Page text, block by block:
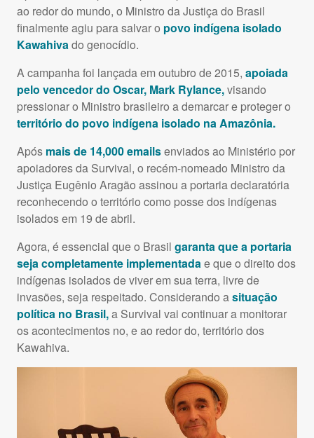
ao redor do mundo, o Ministro da Justiça do Brasil
finalmente agiu para salvar o povo indígena isolado
Kawahivado genocídio.
A campanha foi lançada em outubro de 2015, apoiada
pelo vencedor do Oscar, Mark Rylance,visando
pressionar o Ministro brasileiro a demarcar e proteger o
território do povo indígena isolado na Amazônia.
Após mais de 14,000 emailsenviados ao Ministério por
apoiadores da Survival, o recém-nomeado Ministro da
Justiça Eugênio Aragão assinou a portaria declaratória
reconhecendo o território como posse dos indígenas
isolados em 19 de abril.
Agora, é essencial que o Brasil garanta que a portaria
seja completamente implementadae que o direito dos
indígenas isolados de viver em sua terra, livre de
invasões, seja respeitado. Considerando asituação
política no Brasil,a Survival vai continuar a monitorar
os acontecimentos no, e ao redor do, território dos
Kawahiva.